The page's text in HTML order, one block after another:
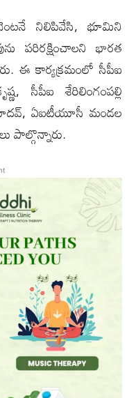
వెంటనే నిలిపివేసి, భూమిని
పరిరక్షించాలని భారత
ఈ కార్యక్రమంలో సీపీఐ
సీపీఐ శేరిలింగంపల్లి
ఏఐటీయూసీ మండల
పాల్గొన్నారు.